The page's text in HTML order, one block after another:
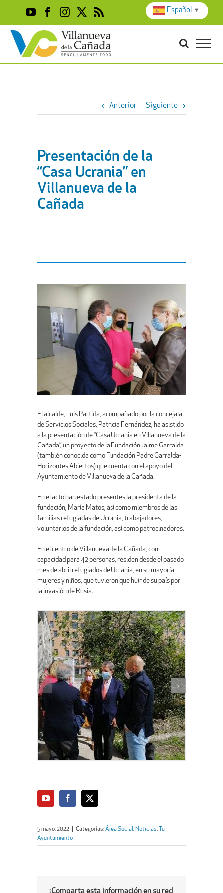
content
YouTubeFacebook
Instagram
X Rss
Anterior Siguiente
Presentación de la
“Casa Ucrania” en
Villanueva de la
Cañada
El alcalde, Luis Partida, acompañado por la concejala
de Servicios Sociales, Patricia Fernández, ha asistido
a la presentación de “Casa Ucrania en Villanueva de la
Cañada”, un proyecto de la Fundación Jaime Garralda
(también conocida como Fundación Padre Garralda-
Horizontes Abiertos) que cuenta con el apoyo del
Ayuntamiento de Villanueva de la Cañada.
En el acto han estado presentes la presidenta de la
fundación, María Matos, así como miembros de las
familias refugiadas de Ucrania, trabajadores,
voluntarios de la fundación, así como patrocinadores.
En el centro de Villanueva de la Cañada, con
capacidad para 42 personas, residen desde el pasado
mes de abril refugiados de Ucrania, en su mayoría
mujeres y niños, que tuvieron que huir de su país por
la invasión de Rusia.
5 mayo, 2022 Categorías:Área Social, Noticias,
Tu
Ayuntamiento
¡Comparta esta información en su red
Español ▼